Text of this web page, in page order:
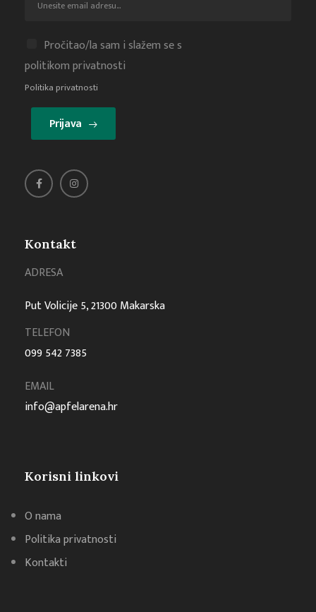
Kontakt
ADRESA
Put Volicije 5, 21300 Makarska
TELEFON
099 542 7385
EMAIL
info@apfelarena.hr
Korisni linkovi
O nama
Politika privatnosti
Kontakti
Pročitao/la sam i slažem se s
politikom privatnosti
Politika privatnosti
Prijava